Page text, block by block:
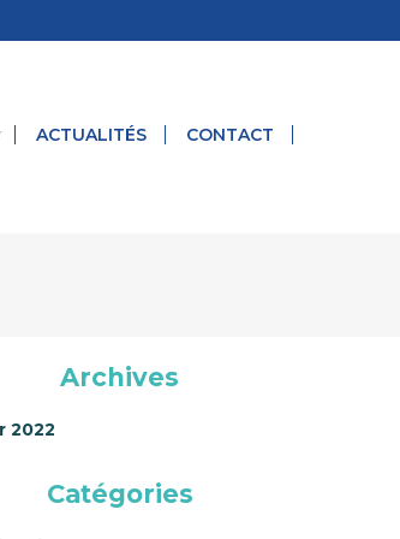
ACTUALITÉS CONTACT
Archives
2022
Catégories